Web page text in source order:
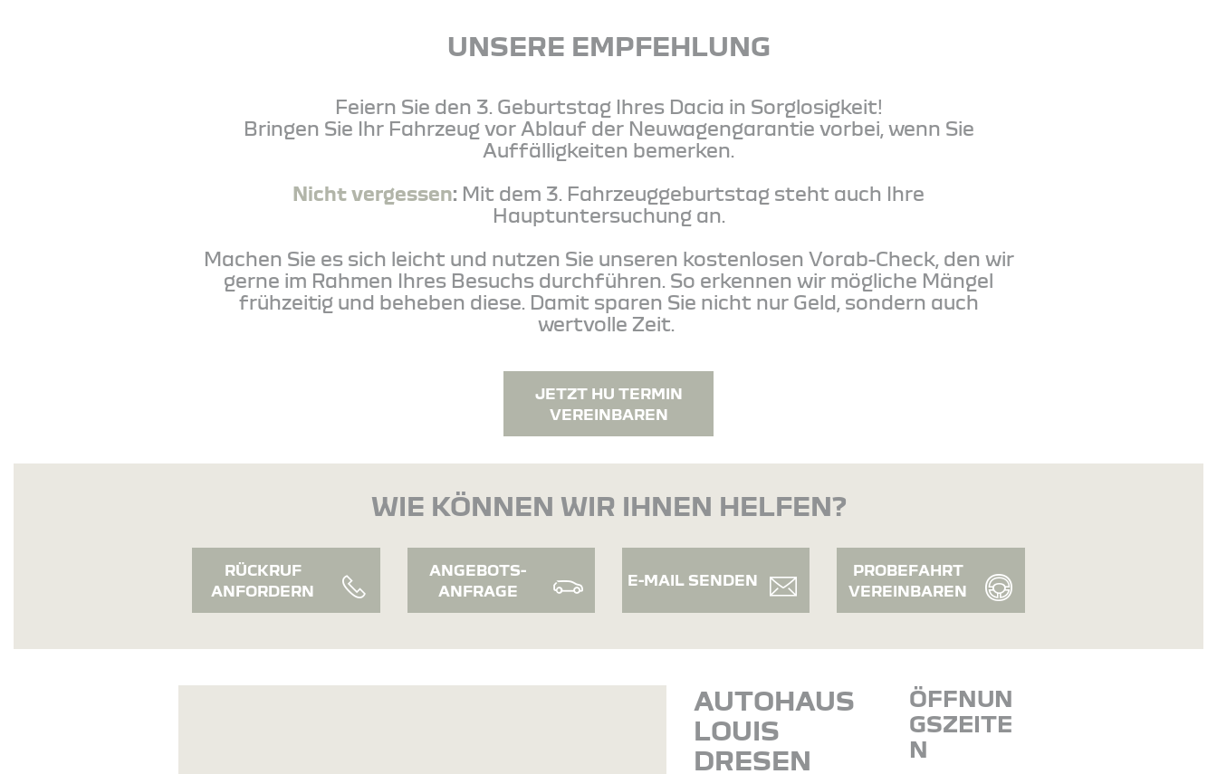
UNSERE EMPFEHLUNG
Feiern Sie den 3. Geburtstag Ihres Dacia in Sorglosigkeit!
Bringen Sie Ihr Fahrzeug vor Ablauf der Neuwagengarantie vorbei, wenn Sie
Auffälligkeiten bemerken.
Nicht vergessen: Mit dem 3. Fahrzeuggeburtstag steht auch Ihre
Hauptuntersuchung an.
Machen Sie es sich leicht und nutzen Sie unseren kostenlosen Vorab-Check, den wir
gerne im Rahmen Ihres Besuchs durchführen. So erkennen wir mögliche Mängel
frühzeitig und beheben diese. Damit sparen Sie nicht nur Geld, sondern auch
wertvolle Zeit.
JETZT HU TERMIN
VEREINBAREN
WIE KÖNNEN WIR IHNEN HELFEN?
RÜCKRUF
ANFORDERN
ANGEBOTS-
ANFRAGE
E-MAIL SENDEN
PROBEFAHRT
VEREINBAREN
AUTOHAUS
LOUIS
DRESEN
ÖFFNUN
GSZEITE
N